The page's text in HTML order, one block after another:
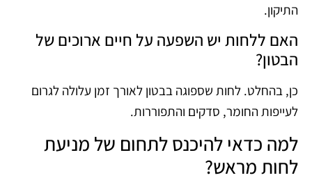
התיקון.
האם ללחות יש השפעה על חיים ארוכים של
הבטון?
כן, בהחלט. לחות שספוגה בבטון לאורך זמן עלולה לגרום
לעייפות החומר, סדקים והתפוררות.
למה כדאי להיכנס לתחום של מניעת
לחות מראש?